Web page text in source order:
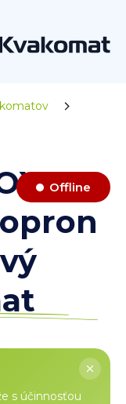
-
Offline
s účinnosťou